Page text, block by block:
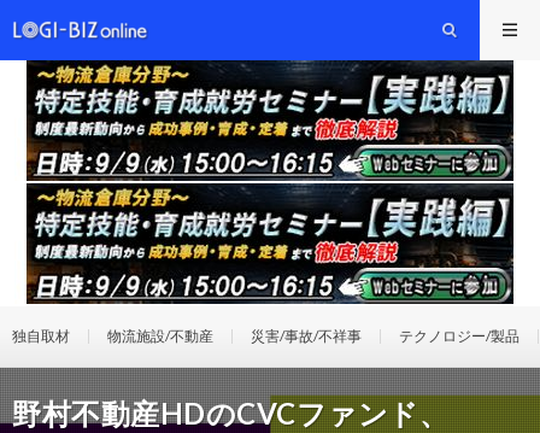
独自取材 物流施設/不動産 災害/事故/不祥事 テクノロジー/製品
野村不動産HDのCVCファンド、